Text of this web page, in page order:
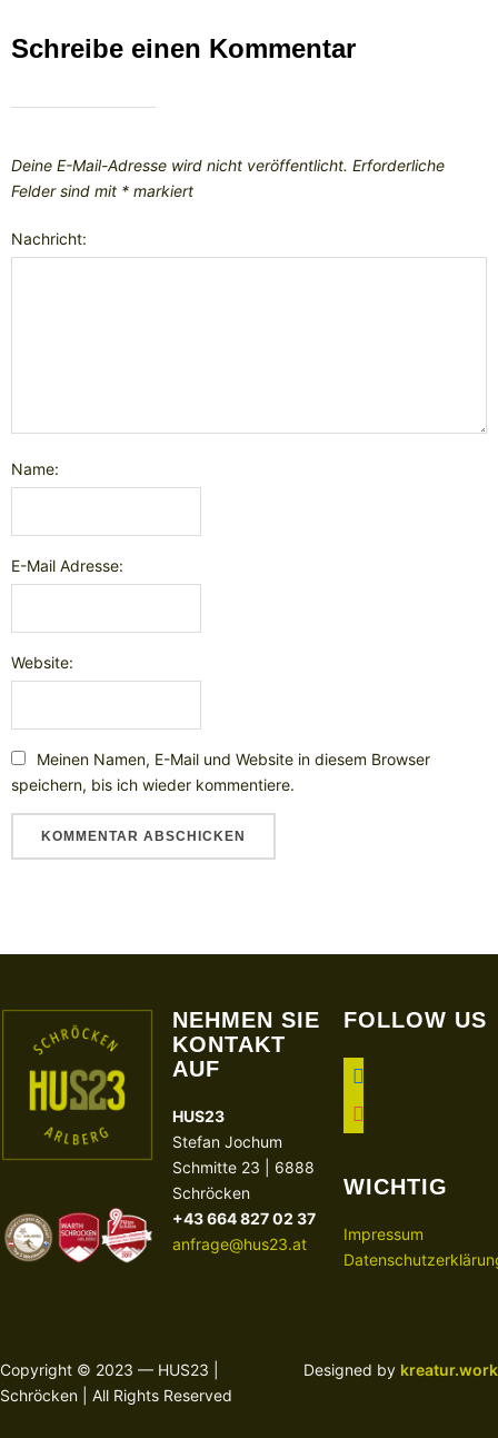
Schreibe einen Kommentar
Deine E-Mail-Adresse wird nicht veröffentlicht. Erforderliche
Felder sind mit * markiert
Nachricht:
Name:
E-Mail Adresse:
Website:
Meinen Namen, E-Mail und Website in diesem Browser
speichern, bis ich wieder kommentiere.
NEHMEN SIE
KONTAKT
AUF
HUS23
Stefan Jochum
Schmitte 23 | 6888
Schröcken
+43 664 827 02 37
anfrage@hus23.at
FOLLOW US
facebook
instagram
WICHTIG
Impressum
Copyright © 2023 — HUS23 |
Schröcken | All Rights Reserved
Designed by kreatur.work